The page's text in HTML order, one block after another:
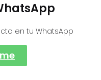
en tu WhatsApp